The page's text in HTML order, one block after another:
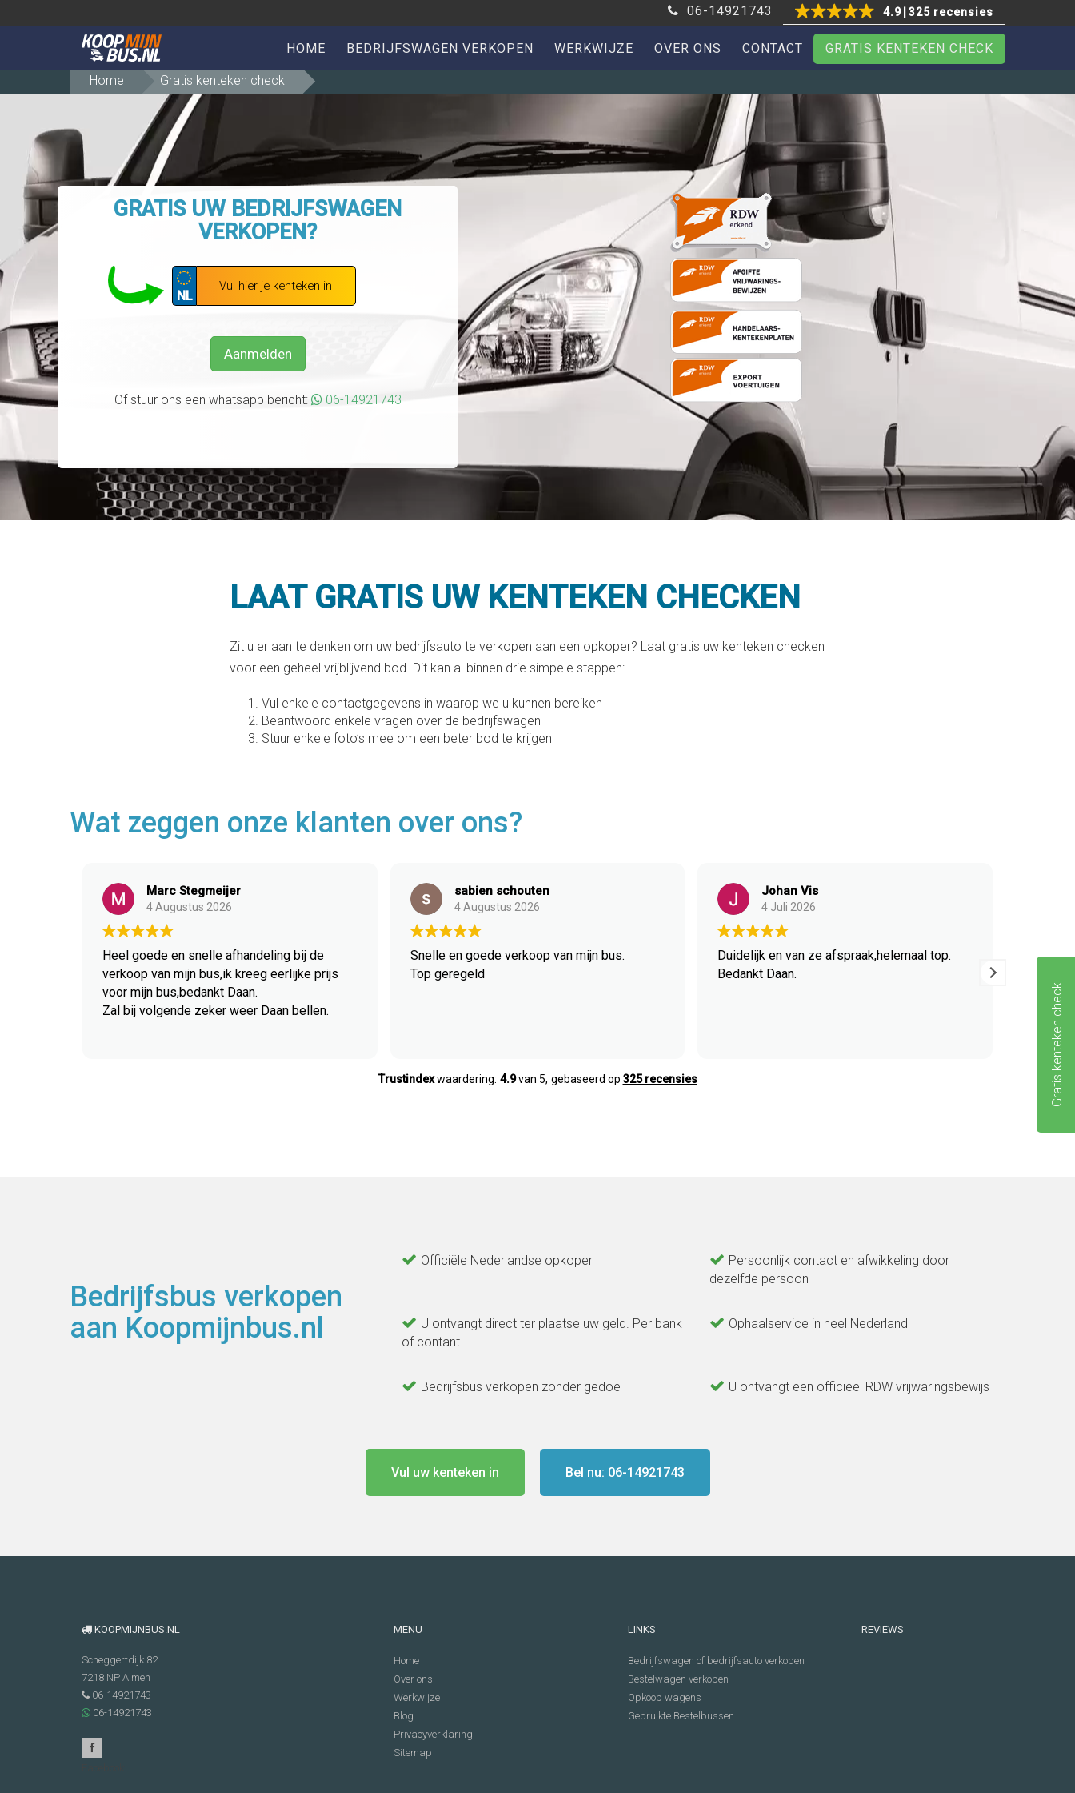
06-14921743 4.9 325 recensies
HOME BEDRIJFSWAGEN VERKOPEN WERKWIJZE OVER ONS CONTACT GRATIS KENTEKEN CHECK
Home Gratis kenteken check
GRATIS UW BEDRIJFSWAGEN
VERKOPEN?
NL
Aanmelden
Of stuur ons een whatsapp bericht: 06-14921743
LAAT GRATIS UW KENTEKEN CHECKEN
Zit u er aan te denken om uw bedrijfsauto te verkopen aan een opkoper? Laat gratis uw kenteken checken
voor een geheel vrijblijvend bod. Dit kan al binnen drie simpele stappen:
Vul enkele contactgegevens in waarop we u kunnen bereiken
Beantwoord enkele vragen over de bedrijfswagen
Stuur enkele foto’s mee om een beter bod te krijgen
Wat zeggen onze klanten over ons?
Marc Stegmeijer
4 Augustus 2026
Heel goede en snelle afhandeling bij de
verkoop van mijn bus,ik kreeg eerlijke prijs
voor mijn bus,bedankt Daan.
Zal bij volgende zeker weer Daan bellen.
sabien schouten
4 Augustus 2026
Snelle en goede verkoop van mijn bus.
Top geregeld
Johan Vis
4 Juli 2026
Duidelijk en van ze afspraak,helemaal top.
Bedankt Daan.
Heel
alles
Trustindexwaardering: 4.9van 5, gebaseerd op 325 recensies
Bedrijfsbus verkopen
aan Koopmijnbus.nl
Officiële Nederlandse opkoper
Persoonlijk contact en afwikkeling door
dezelfde persoon
U ontvangt direct ter plaatse uw geld. Per bank
of contant
Ophaalservice in heel Nederland
Bedrijfsbus verkopen zonder gedoe U ontvangt een officieel RDW vrijwaringsbewijs
Vul uw kenteken in Bel nu: 06-14921743
KOOPMIJNBUS.NL
Scheggertdijk 82
7218 NP Almen
06-14921743
06-14921743
MENU
Home
Over ons
Werkwijze
Blog
Privacyverklaring
Sitemap
LINKS
Bedrijfswagen of bedrijfsauto verkopen
Bestelwagen verkopen
Opkoop wagens
Gebruikte Bestelbussen
REVIEWS
Gratis kenteken check